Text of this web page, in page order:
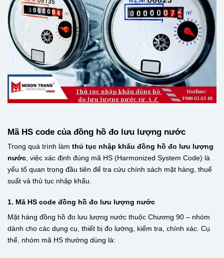
Mã HS code của đồng hồ đo lưu lượng nước
Trong quá trình làm thủ tục nhập khẩu đồng hồ đo lưu lượng
nước, việc xác định đúng mã HS (Harmonized System Code) là
yếu tố quan trọng đầu tiên để tra cứu chính sách mặt hàng, thuế
suất và thủ tục nhập khẩu.
1. Mã HS code đồng hồ đo lưu lượng nước
Mặt hàng đồng hồ đo lưu lượng nước thuộc Chương 90 – nhóm
dành cho các dụng cụ, thiết bị đo lường, kiểm tra, chính xác. Cụ
thể, nhóm mã HS thường dùng là: